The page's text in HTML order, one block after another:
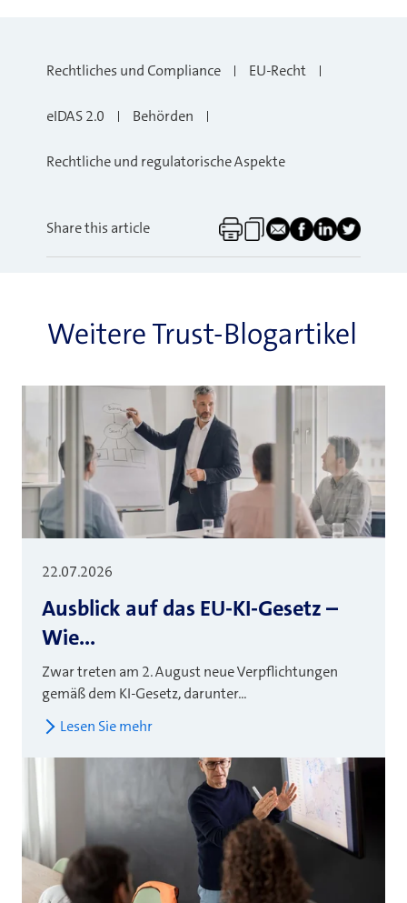
Rechtliches und Compliance EU-Recht
eIDAS 2.0 Behörden
Rechtliche und regulatorische Aspekte
Share this article
Weitere Trust-Blogartikel
22.07.2026
Ausblick auf das EU-KI-Gesetz –
Wie...
Zwar treten am 2. August neue Verpflichtungen
gemäß dem KI-Gesetz, darunter...
Lesen Sie mehr